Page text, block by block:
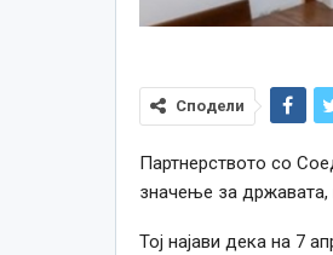
Сподели
Партнерството со
значење за државата,
Тој најави дека на 7